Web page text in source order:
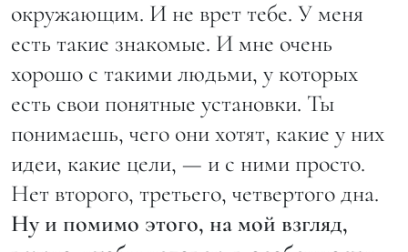
окружающим. И не врет тебе. У меня
есть такие знакомые. И мне очень
хорошо с такими людьми, у которых
есть свои понятные установки. Ты
понимаешь, чего они хотят, какие у них
идеи, какие цели, — и с ними просто.
Нет второго, третьего, четвертого дна.
Ну и помимо этого, на мой взгляд,